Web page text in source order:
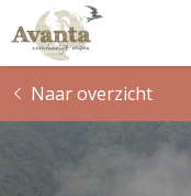
Naar overzicht